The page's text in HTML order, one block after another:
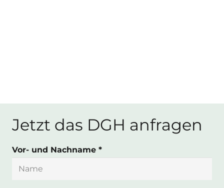
Jetzt das DGH anfragen
Vor- und Nachname *